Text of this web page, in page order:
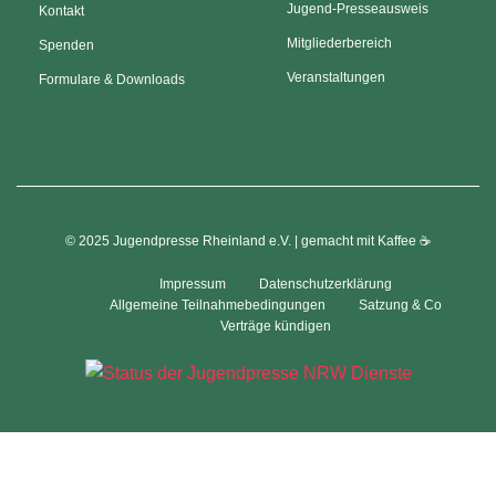
Kontakt
Spenden
Formulare & Downloads
Jugend-Presseausweis
Mitgliederbereich
Veranstaltungen
© 2025 Jugendpresse Rheinland e.V. | gemacht mit Kaffee ☕
Impressum
Datenschutzerklärung
Allgemeine Teilnahmebedingungen
Satzung & Co
Verträge kündigen